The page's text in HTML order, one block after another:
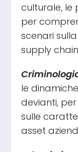
culturale, le
per
scenari
supply
le
devianti,
sulle
asset